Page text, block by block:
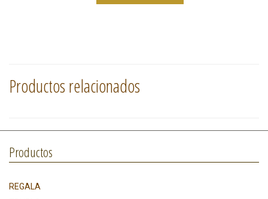
Productos relacionados
Productos
REGALA